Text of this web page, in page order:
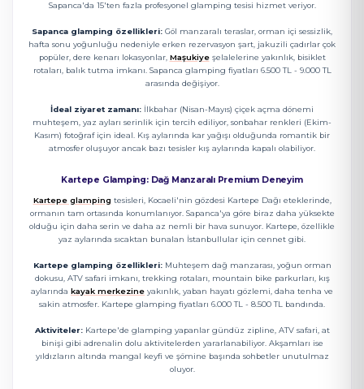
Sapanca'da 15'ten fazla profesyonel glamping tesisi hizmet veriyor.
Sapanca glamping özellikleri: Göl manzaralı teraslar, orman içi sessizlik,
hafta sonu yoğunluğu nedeniyle erken rezervasyon şart, jakuzili çadırlar çok
popüler, dere kenarı lokasyonlar, Maşukiyeşelalelerine yakınlık, bisiklet
rotaları, balık tutma imkanı. Sapanca glamping fiyatları 6.500 TL - 9.000 TL
arasında değişiyor.
İdeal ziyaret zamanı: İlkbahar (Nisan-Mayıs) çiçek açma dönemi
muhteşem, yaz ayları serinlik için tercih ediliyor, sonbahar renkleri (Ekim-
Kasım) fotoğraf için ideal. Kış aylarında kar yağışı olduğunda romantik bir
atmosfer oluşuyor ancak bazı tesisler kış aylarında kapalı olabiliyor.
Kartepe Glamping: Dağ Manzaralı Premium Deneyim
Kartepe glamping tesisleri, Kocaeli'nin gözdesi Kartepe Dağı eteklerinde,
ormanın tam ortasında konumlanıyor. Sapanca'ya göre biraz daha yüksekte
olduğu için daha serin ve daha az nemli bir hava sunuyor. Kartepe, özellikle
yaz aylarında sıcaktan bunalan İstanbullular için cennet gibi.
Kartepe glamping özellikleri:Muhteşem dağ manzarası, yoğun orman
dokusu, ATV safari imkanı, trekking rotaları, mountain bike parkurları, kış
aylarında kayak merkezine yakınlık, yaban hayatı gözlemi, daha tenha ve
sakin atmosfer. Kartepe glamping fiyatları 6.000 TL - 8.500 TL bandında.
Aktiviteler:Kartepe'de glamping yapanlar gündüz zipline, ATV safari, at
binişi gibi adrenalin dolu aktivitelerden yararlanabiliyor. Akşamları ise
yıldızların altında mangal keyfi ve şömine başında sohbetler unutulmaz
oluyor.